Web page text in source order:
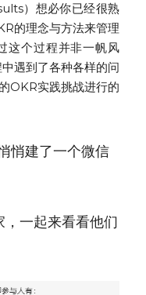
）想必你已经很熟
的理念与方法来管理
这个过程并非一帆风
遇到了各种各样的问
OKR实践挑战进行的
建了一个微信
，一起来看看他们